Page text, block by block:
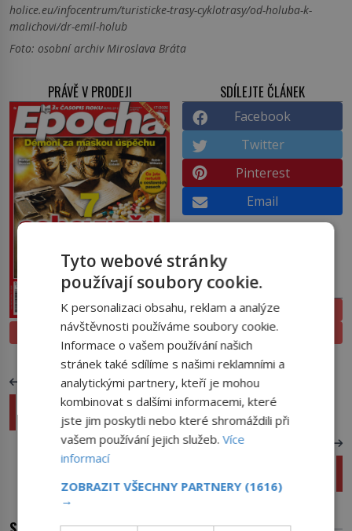
holice.eu/infocentrum/turisticke-trasy-cyklotrasy/od-holuba-k-
malichovi/dr-emil-holub
Foto: osobní archiv Miroslava Bráta
PRÁVĚ V PRODEJI
PROLISTOVAT
SDÍLEJTE ČLÁNEK
Facebook
Twitter
Pinterest
Email
PŘEDPLATNÉ
ELEKTRONICKÉ
TIŠTĚNÉ
PŘEDCHOZÍ ČLÁNEK
Neuvěřitelné náhody: 3 události, které se
stanou dvakrát
Příběh tulipánů: Proč přišel kvůli nim
Rembrandt na mizinu?
Tyto webové stránky
používají soubory cookie.
K personalizaci obsahu, reklam a analýze
návštěvnosti používáme soubory cookie.
Informace o vašem používání našich
stránek také sdílíme s našimi reklamními a
analytickými partnery, kteří je mohou
kombinovat s dalšími informacemi, které
jste jim poskytli nebo které shromáždili při
vašem používání jejich služeb.Více
informací
ZOBRAZIT VŠECHNY PARTNERY (1616)
→